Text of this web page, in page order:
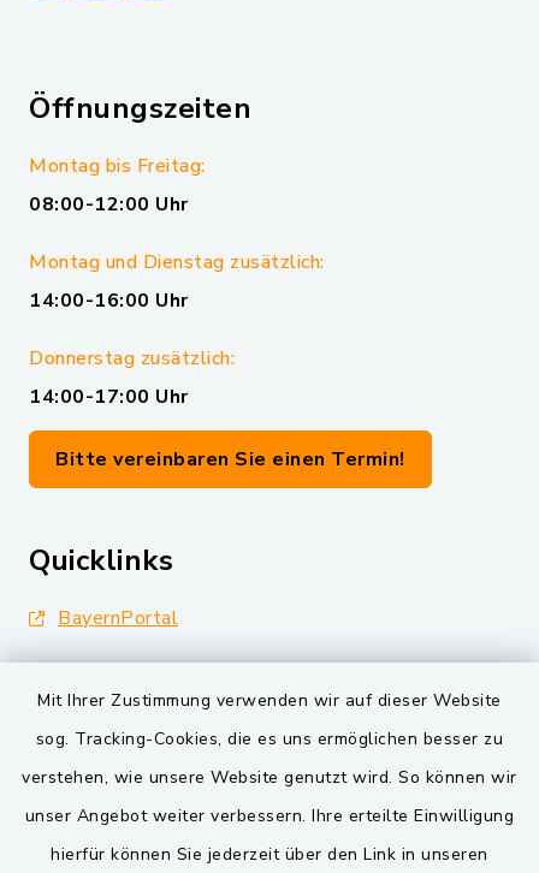
Mit Ihrer Zustimmung verwenden wir auf dieser Website
sog. Tracking-Cookies, die es uns ermöglichen besser zu
verstehen, wie unsere Website genutzt wird. So können wir
unser Angebot weiter verbessern. Ihre erteilte Einwilligung
hierfür können Sie jederzeit über den Link in unseren
Öffnungszeiten
Montag bis Freitag:
08:00-12:00 Uhr
Montag und Dienstag zusätzlich:
14:00-16:00 Uhr
Donnerstag zusätzlich:
14:00-17:00 Uhr
Bitte vereinbaren Sie einen Termin!
Quicklinks
BayernPortal
Landkreis Schwandorf
VG und Gemeinden
Markt Schwarzenfeld